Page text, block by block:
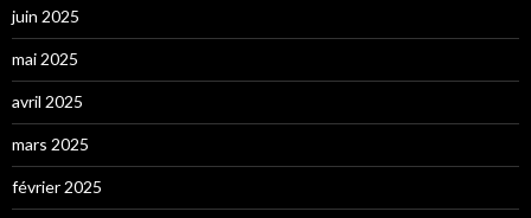
juin 2025
mai 2025
avril 2025
mars 2025
février 2025